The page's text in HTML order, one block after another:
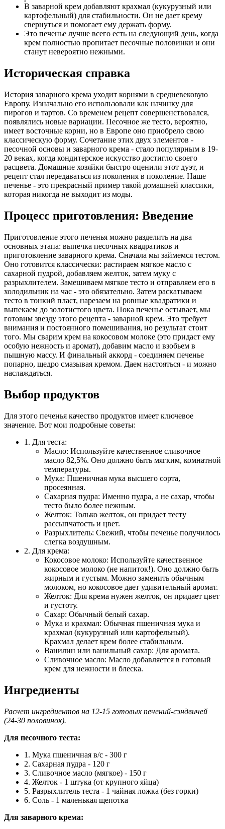
В заварной крем добавляют крахмал (кукурузный или
картофельный) для стабильности. Он не дает крему
свернуться и помогает ему держать форму.
Это печенье лучше всего есть на следующий день, когда
крем полностью пропитает песочные половинки и они
станут невероятно нежными.
Историческая справка
История заварного крема уходит корнями в средневековую
Европу. Изначально его использовали как начинку для
пирогов и тартов. Со временем рецепт совершенствовался,
появлялись новые вариации. Песочное же тесто, вероятно,
имеет восточные корни, но в Европе оно приобрело свою
классическую форму. Сочетание этих двух элементов -
песочной основы и заварного крема - стало популярным в 19-
20 веках, когда кондитерское искусство достигло своего
расцвета. Домашние хозяйки быстро оценили этот дуэт, и
рецепт стал передаваться из поколения в поколение. Наше
печенье - это прекрасный пример такой домашней классики,
которая никогда не выходит из моды.
Процесс приготовления: Введение
Приготовление этого печенья можно разделить на два
основных этапа: выпечка песочных квадратиков и
приготовление заварного крема. Сначала мы займемся тестом.
Оно готовится классически: растираем мягкое масло с
сахарной пудрой, добавляем желток, затем муку с
разрыхлителем. Замешиваем мягкое тесто и отправляем его в
холодильник на час - это обязательно. Затем раскатываем
тесто в тонкий пласт, нарезаем на ровные квадратики и
выпекаем до золотистого цвета. Пока печенье остывает, мы
готовим звезду этого рецепта - заварной крем. Это требует
внимания и постоянного помешивания, но результат стоит
того. Мы сварим крем на кокосовом молоке (это придаст ему
особую нежность и аромат), добавим масло и взобьем в
пышную массу. И финальный аккорд - соединяем печенье
попарно, щедро смазывая кремом. Даем настояться - и можно
наслаждаться.
Выбор продуктов
Для этого печенья качество продуктов имеет ключевое
значение. Вот мои подробные советы:
1. Для теста:
Масло: Используйте качественное сливочное
масло 82,5%. Оно должно быть мягким, комнатной
температуры.
Мука: Пшеничная мука высшего сорта,
просеянная.
Сахарная пудра: Именно пудра, а не сахар, чтобы
тесто было более нежным.
Желток: Только желток, он придает тесту
рассыпчатость и цвет.
Разрыхлитель: Свежий, чтобы печенье получилось
слегка воздушным.
2. Для крема:
Кокосовое молоко: Используйте качественное
кокосовое молоко (не напиток!). Оно должно быть
жирным и густым. Можно заменить обычным
молоком, но кокосовое дает удивительный аромат.
Желток: Для крема нужен желток, он придает цвет
и густоту.
Сахар: Обычный белый сахар.
Мука и крахмал: Обычная пшеничная мука и
крахмал (кукурузный или картофельный).
Крахмал делает крем более стабильным.
Ванилин или ванильный сахар: Для аромата.
Сливочное масло: Масло добавляется в готовый
крем для нежности и блеска.
Ингредиенты
Расчет ингредиентов на 12-15 готовых печений-сэндвичей
(24-30 половинок).
Для песочного теста:
1. Мука пшеничная в/с - 300 г
2. Сахарная пудра - 120 г
3. Сливочное масло (мягкое) - 150 г
4. Желток - 1 штука (от крупного яйца)
5. Разрыхлитель теста - 1 чайная ложка (без горки)
6. Соль - 1 маленькая щепотка
Для заварного крема: